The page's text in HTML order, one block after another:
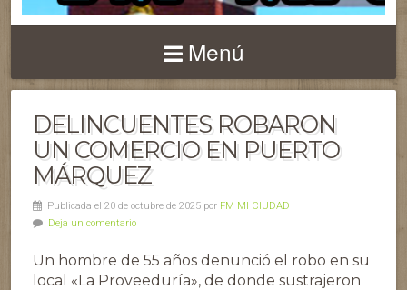
Menú
DELINCUENTES ROBARON
UN COMERCIO EN PUERTO
MÁRQUEZ
Publicada el 20 de octubre de 2025 por FM MI CIUDAD
Deja un comentario
Un hombre de 55 años denunció el robo en su
local «La Proveeduría», de donde sustrajeron